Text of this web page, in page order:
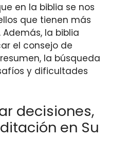
en la biblia se nos
que tienen más
la biblia
el consejo de
la búsqueda
y dificultades
decisiones,
en Su